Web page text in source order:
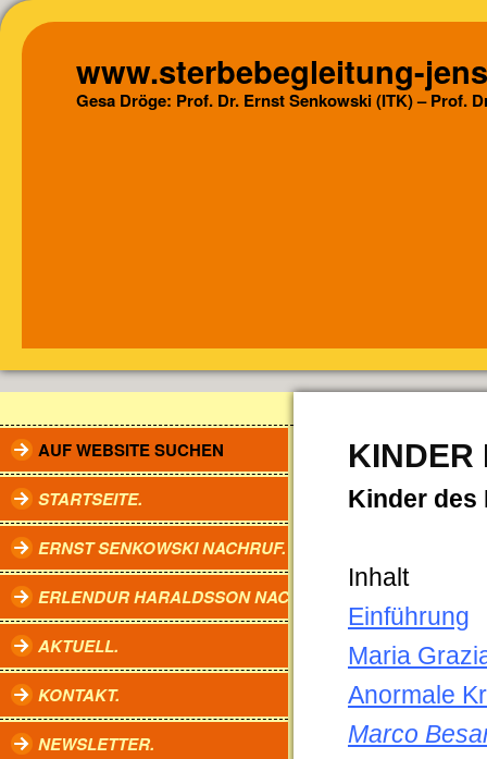
www.sterbebegleitung-
Gesa Dröge: Prof. Dr. Ernst Senkowski (ITK) – Prof.
AUF WEBSITE SUCHEN
STARTSEITE.
ERNST SENKOWSKI NACHRUF.
ERLENDUR HARALDSSON NACHRUF.
AKTUELL.
KONTAKT.
NEWSLETTER.
KINDER
Kinder des
Inhalt
Einführung
Maria
Anormale
Marco